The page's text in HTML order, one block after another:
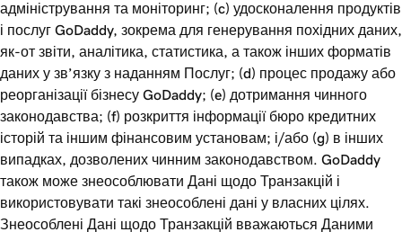
адміністрування та моніторинг; (c) удосконалення продуктів
і послуг GoDaddy, зокрема для генерування похідних даних,
як-от звіти, аналітика, статистика, а також інших форматів
даних у зв’язку з наданням Послуг; (d) процес продажу або
реорганізації бізнесу GoDaddy; (e) дотримання чинного
законодавства; (f) розкриття інформації бюро кредитних
історій та іншим фінансовим установам; і/або (g) в інших
випадках, дозволених чинним законодавством. GoDaddy
також може знеособлювати Дані щодо Транзакцій і
використовувати такі знеособлені дані у власних цілях.
Знеособлені Дані щодо Транзакцій вважаються Даними